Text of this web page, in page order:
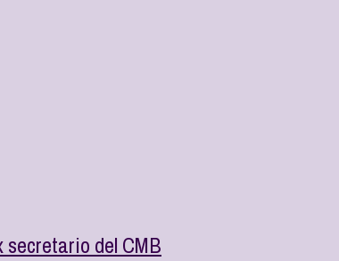
secretario del CMB